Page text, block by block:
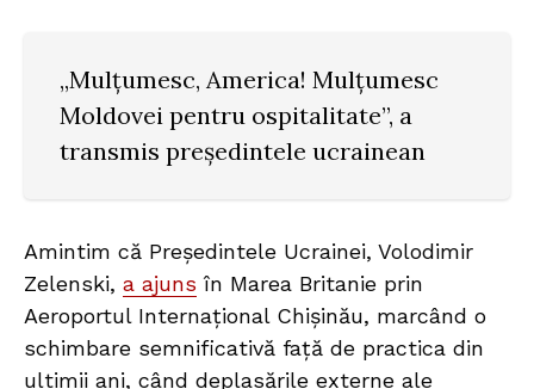
„Mulțumesc, America! Mulțumesc
Moldovei pentru ospitalitate”, a
transmis președintele ucrainean
Amintim că Președintele Ucrainei, Volodimir
Zelenski, a ajuns în Marea Britanie prin
Aeroportul Internațional Chișinău, marcând o
schimbare semnificativă față de practica din
ultimii ani, când deplasările externe ale